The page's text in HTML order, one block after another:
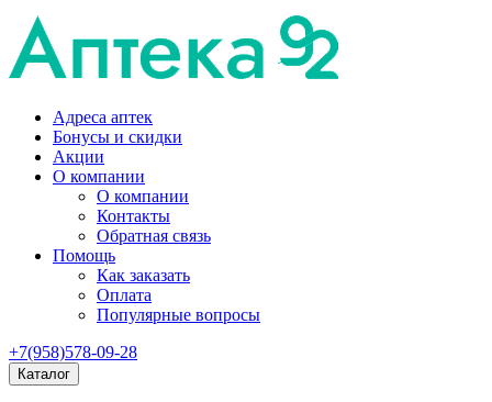
Адреса аптек
Бонусы и скидки
Акции
О компании
О компании
Контакты
Обратная связь
Помощь
Как заказать
Оплата
Популярные вопросы
+7(958)578-09-28
Каталог